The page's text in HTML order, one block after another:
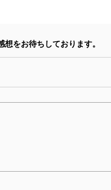
をお待ちしております。